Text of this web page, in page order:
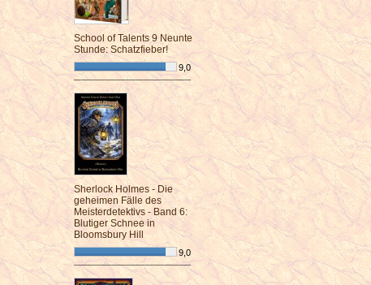
School of Talents 9 Neunte
Stunde: Schatzfieber!
9,0
¯¯¯¯¯¯¯¯¯¯¯¯¯¯¯¯¯¯¯¯¯¯¯¯
Sherlock Holmes - Die
geheimen Fälle des
Meisterdetektivs - Band 6:
Blutiger Schnee in
Bloomsbury Hill
9,0
¯¯¯¯¯¯¯¯¯¯¯¯¯¯¯¯¯¯¯¯¯¯¯¯